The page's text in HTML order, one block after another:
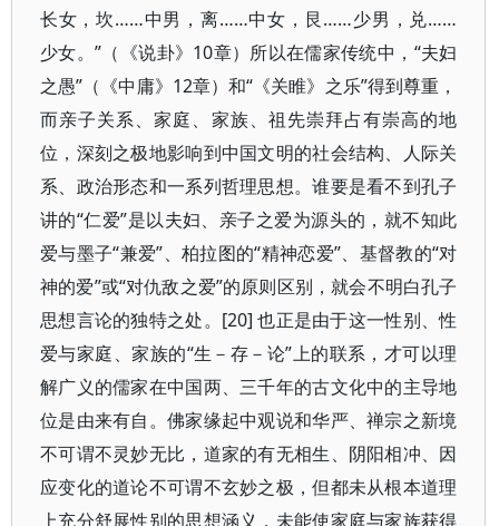
长女，坎……中男，离……中女，艮……少男，兑……
少女。”（《说卦》10章）所以在儒家传统中，“夫妇
之愚”（《中庸》12章）和“《关睢》之乐”得到尊重，
而亲子关系、家庭、家族、祖先崇拜占有崇高的地
位，深刻之极地影响到中国文明的社会结构、人际关
系、政治形态和一系列哲理思想。谁要是看不到孔子
讲的“仁爱”是以夫妇、亲子之爱为源头的，就不知此
爱与墨子“兼爱”、柏拉图的“精神恋爱”、基督教的“对
神的爱”或“对仇敌之爱”的原则区别，就会不明白孔子
思想言论的独特之处。[20] 也正是由于这一性别、性
爱与家庭、家族的“生－存－论”上的联系，才可以理
解广义的儒家在中国两、三千年的古文化中的主导地
位是由来有自。佛家缘起中观说和华严、禅宗之新境
不可谓不灵妙无比，道家的有无相生、阴阳相冲、因
应变化的道论不可谓不玄妙之极，但都未从根本道理
上充分舒展性别的思想涵义，未能使家庭与家族获得